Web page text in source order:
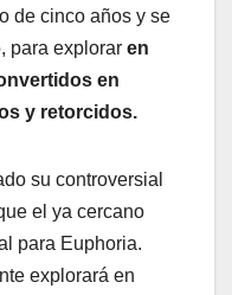
de cinco años y se
para explorar en
en
y retorcidos.
su controversial
el ya cercano
para Euphoria.
explorará en